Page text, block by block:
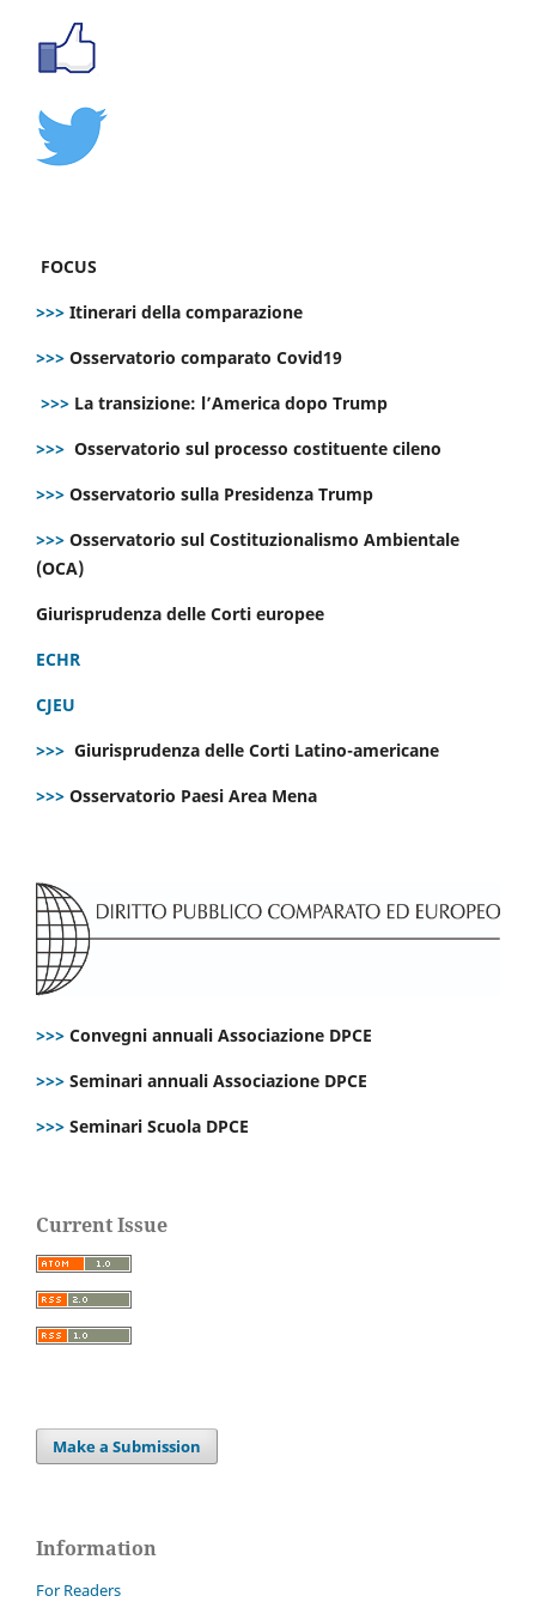
FOCUS
>>> Itinerari della comparazione
>>> Osservatorio comparato Covid19
>>> La transizione: l’America dopo Trump
>>> Osservatorio sul processo costituente cileno
>>> Osservatorio sulla Presidenza Trump
>>> Osservatorio sul Costituzionalismo Ambientale
(OCA)
Giurisprudenza delle Corti europee
ECHR
CJEU
>>> Giurisprudenza delle Corti Latino-americane
>>> Osservatorio Paesi Area Mena
>>> Convegni annuali Associazione DPCE
>>> Seminari annuali Associazione DPCE
>>> Seminari Scuola DPCE
Current Issue
Make a Submission
Information
For Readers